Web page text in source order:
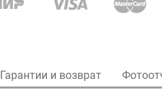
Гарантии и возврат